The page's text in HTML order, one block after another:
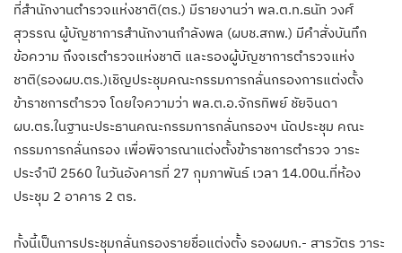
ที่สำนักงานตำรวจแห่งชาติ(ตร.) มีรายงานว่า พล.ต.ท.ธนัท วงศ์
สุวรรณ ผู้บัญชาการสำนักงานกำลังพล (ผบช.สกพ.) มีคำสั่งบันทึก
ข้อความ ถึงจเรตำรวจแห่งชาติ และรองผู้บัญชาการตำรวจแห่ง
ชาติ(รองผบ.ตร.)เชิญประชุมคณะกรรมการกลั่นกรองการแต่งตั้ง
ข้าราชการตำรวจ โดยใจความว่า พล.ต.อ.จักรทิพย์ ชัยจินดา
ผบ.ตร.ในฐานะประธานคณะกรรมการกลั่นกรองฯ นัดประชุม คณะ
กรรมการกลั่นกรอง เพื่อพิจารณาแต่งตั้งข้าราชการตำรวจ วาระ
ประจำปี 2560 ในวันอังคารที่ 27 กุมภาพันธ์ เวลา 14.00น.ที่ห้อง
ประชุม 2 อาคาร 2 ตร.
ทั้งนี้เป็นการประชุมกลั่นกรองรายชื่อแต่งตั้ง รองผบก.- สารวัตร วาระ